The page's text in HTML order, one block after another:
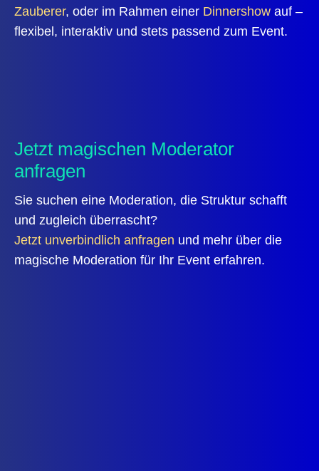
Zauberer, oder im Rahmen einer Dinnershow auf –
flexibel, interaktiv und stets passend zum Event.
Jetzt magischen Moderator
anfragen
Sie suchen eine Moderation, die Struktur schafft
und zugleich überrascht?
Jetzt unverbindlich anfragen und mehr über die
magische Moderation für Ihr Event erfahren.